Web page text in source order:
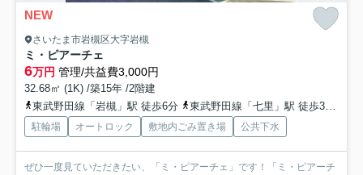
NEW
さいたま市岩槻区大字岩槻
ミ・ピアーチェ
6万円 管理/共益費3,000円
32.68㎡ (1K) /築15年 /2階建
東武野田線「岩槻」駅 徒歩6分
東武野田線「七里」駅 徒歩37分
駐輪場 オートロック 敷地内ごみ置き場 公共下水
ぜひ一度見ていただきたい、「ミ・ピアーチェ」です！「ミ・ピアーチ